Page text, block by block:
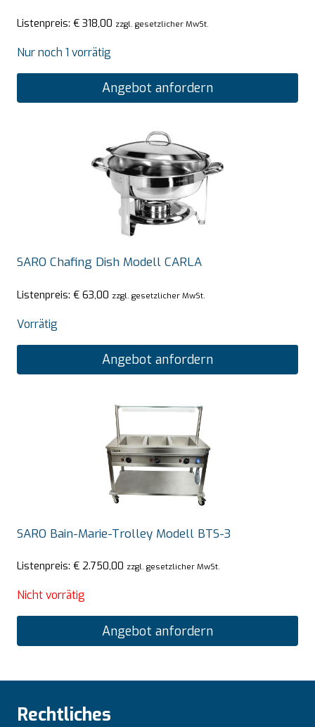
Listenpreis: € 318,00 zzgl. gesetzlicher MwSt.
Nur noch 1 vorrätig
Angebot anfordern
SARO Chafing Dish Modell CARLA
Listenpreis: € 63,00 zzgl. gesetzlicher MwSt.
Vorrätig
Angebot anfordern
SARO Bain-Marie-Trolley Modell BTS-3
Listenpreis: € 2.750,00 zzgl. gesetzlicher MwSt.
Nicht vorrätig
Angebot anfordern
Rechtliches